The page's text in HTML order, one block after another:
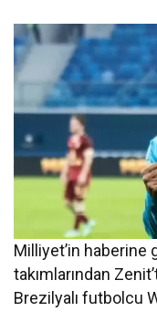
Milliyet’in haberine
takımlarından
Brezilyalı futbolcu